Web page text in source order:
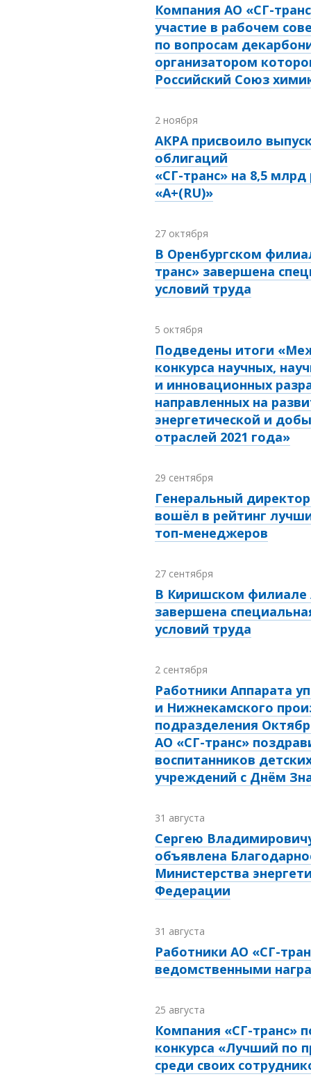
Компания АО «СГ-
участие в рабочем
по вопросам
организатором
Российский Союз
2 ноября
АКРА присвоило
облигаций
«СГ-транс» на 8,5
«A+(RU)»
27 октября
В Оренбургском
транс» завершена
условий труда
5 октября
Подведены итоги
конкурса научных,
и инновационных
направленных на
энергетической и
отраслей 2021 года»
29 сентября
Генеральный
вошёл в рейтинг
топ-менеджеров
27 сентября
В Киришском филиале
завершена
условий труда
2 сентября
Работники Аппарата
и Нижнекамского
подразделения
АО «СГ-транс»
воспитанников
учреждений с Днём
31 августа
Сергею
объявлена
Министерства
Федерации
31 августа
Работники АО «СГ-
ведомственными
25 августа
Компания «СГ-транс»
конкурса «Лучший по
среди своих